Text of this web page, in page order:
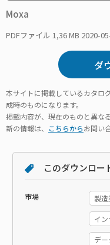
Moxa
PDFファイル 1,36 MB 2020-
ダ
本サイトに掲載しているカタロ
成時のものになります。
掲載内容が、現在のものと異な
新の情報は、
こちらからお問い
このダウンロー
市場 製造
イ
デ